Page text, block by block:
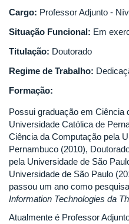
Cargo: Professor Adjunto -
Situação Funcional: Em
Titulação: Doutorado
Regime de Trabalho:
Formação:
Possui graduação em Ciência
Universidade Católica de
Ciência da Computação pela
Pernambuco (2010),
pela Universidade de São
Universidade de São Paulo
passou um ano como
Information Technologies da
Atualmente é Professor